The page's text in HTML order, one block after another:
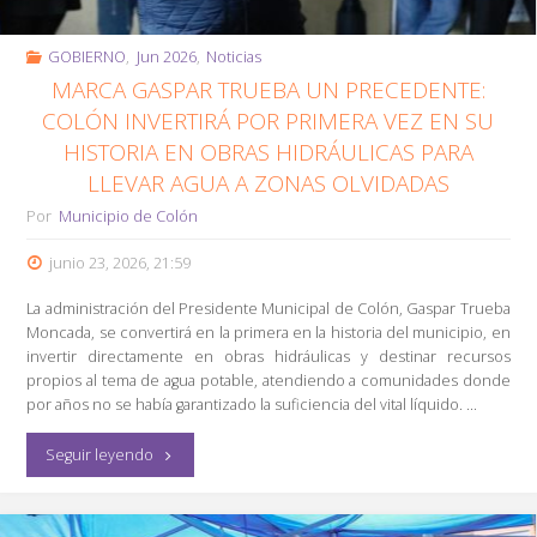
Colón"
GOBIERNO, Jun 2026, Noticias
MARCA GASPAR TRUEBA UN PRECEDENTE:
COLÓN INVERTIRÁ POR PRIMERA VEZ EN SU
HISTORIA EN OBRAS HIDRÁULICAS PARA
LLEVAR AGUA A ZONAS OLVIDADAS
Por Municipio de Colón
junio 23, 2026, 21:59
La administración del Presidente Municipal de Colón, Gaspar Trueba
Moncada, se convertirá en la primera en la historia del municipio, en
invertir directamente en obras hidráulicas y destinar recursos
propios al tema de agua potable, atendiendo a comunidades donde
por años no se había garantizado la suficiencia del vital líquido. …
Seguir leyendo"Marca